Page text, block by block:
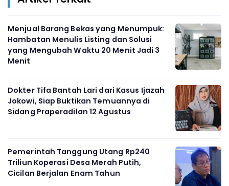
Menjual Barang Bekas yang Menumpuk:
Hambatan Menulis Listing dan Solusi
yang Mengubah Waktu 20 Menit Jadi 3
Menit
Dokter Tifa Bantah Lari dari Kasus Ijazah
Jokowi, Siap Buktikan Temuannya di
Sidang Praperadilan 12 Agustus
Pemerintah Tanggung Utang Rp240
Triliun Koperasi Desa Merah Putih,
Cicilan Berjalan Enam Tahun